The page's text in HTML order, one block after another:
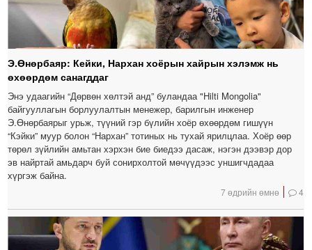
Э.Өнөрбаяр: Кейки, Нархан хоёрын хайрын хэлэмж нь
өхөөрдөм санагддаг
Энэ удаагийн “Дөрвөн хөлтэй анд” буландаа "Hilti Mongolia"
байгууллагын борлуулалтын менежер, барилгын инженер
Э.Өнөрбаярыг урьж, түүний гэр бүлийн хоёр өхөөрдөм гишүүн
“Кэйки” муур болон “Нархан” тотиных нь тухай ярилцлаа. Хоёр өөр
төрөл зүйлийн амьтан хэрхэн бие биедээ дасаж, нэгэн дээвэр дор
эв найртай амьдарч буй сонирхолтой мөчүүдээс уншигчдадаа
хүргэж байна.
7 өдрийн өмнө 4